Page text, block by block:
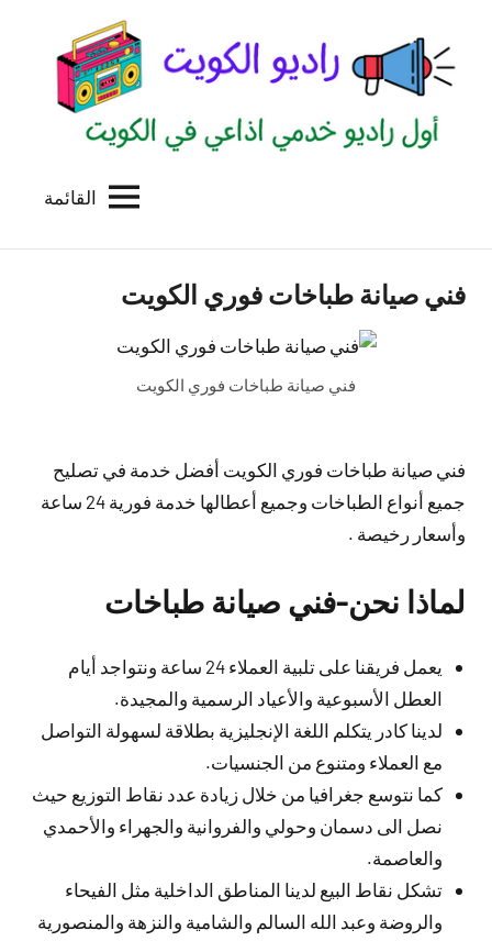
المحتوى
الكويت
للاعلانات
الخدمية
القائمة
فني صيانة طباخات فوري الكويت
فني صيانة طباخات فوري الكويت
فني صيانة طباخات فوري الكويت أفضل خدمة في تصليح
جميع أنواع الطباخات وجميع أعطالها خدمة فورية 24 ساعة
وأسعار رخيصة .
لماذا نحن-فني صيانة طباخات
يعمل فريقنا على تلبية العملاء 24 ساعة ونتواجد أيام
العطل الأسبوعية والأعياد الرسمية والمجيدة.
لدينا كادر يتكلم اللغة الإنجليزية بطلاقة لسهولة التواصل
مع العملاء ومتنوع من الجنسيات.
كما نتوسع جغرافيا من خلال زيادة عدد نقاط التوزيع حيث
نصل الى دسمان وحولي والفروانية والجهراء والأحمدي
والعاصمة.
تشكل نقاط البيع لدينا المناطق الداخلية مثل الفيحاء
والروضة وعبد الله السالم والشامية والنزهة والمنصورية